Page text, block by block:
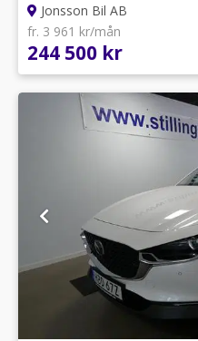
Jonsson Bil AB
fr. 3 961 kr/mån
244 500 kr